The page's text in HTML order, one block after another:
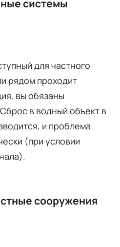
системы
для частного
рядом проходит
вы обязаны
в водный объект в
и проблема
(при условии
сооружения